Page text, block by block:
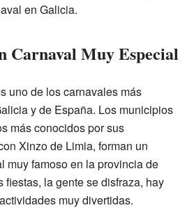
en Galicia.
Carnaval Muy Especial
uno de los carnavales más
y de España. Los municipios
más conocidos por sus
Xinzo de Limia, forman un
muy famoso en la provincia de
fiestas, la gente se disfraza, hay
muy divertidas.